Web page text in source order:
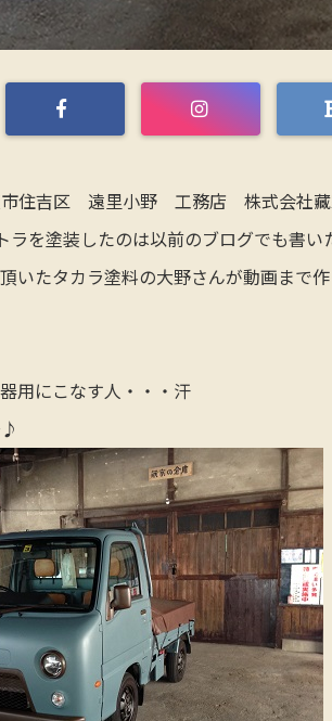
市住吉区 遠里小野 工務店 株式会社藏
ラを塗装したのは以前のブログでも書
いたタカラ塗料の大野さんが動画まで作
用にこなす人・・・汗
♪